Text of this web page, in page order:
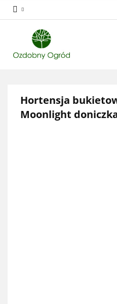
Hortensja
Moonlight